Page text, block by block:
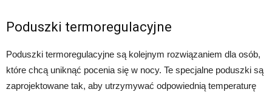
Poduszki termoregulacyjne
Poduszki termoregulacyjne są kolejnym rozwiązaniem dla osób,
które chcą uniknąć pocenia się w nocy. Te specjalne poduszki są
zaprojektowane tak, aby utrzymywać odpowiednią temperaturę